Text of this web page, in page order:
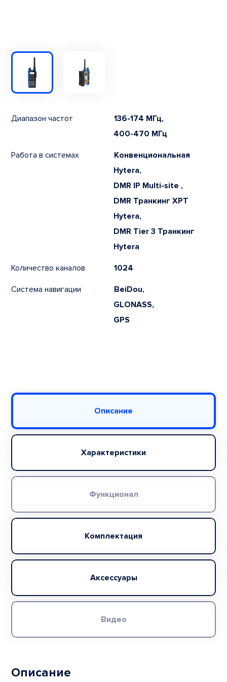
Диапазон частот
136-174 МГц,
400-470 МГц
Работа в системах
Конвенциональная
Hytera,
DMR IP Multi-site ,
DMR Транкинг XPT
Hytera,
DMR Tier 3 Транкинг
Hytera
Количество каналов 1024
Система навигации
BeiDou,
GLONASS,
GPS
Описание
Характеристики
Функционал
Комплектация
Аксессуары
Видео
Описание